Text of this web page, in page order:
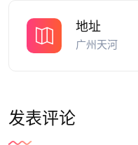
地址
广州天河
发表评论